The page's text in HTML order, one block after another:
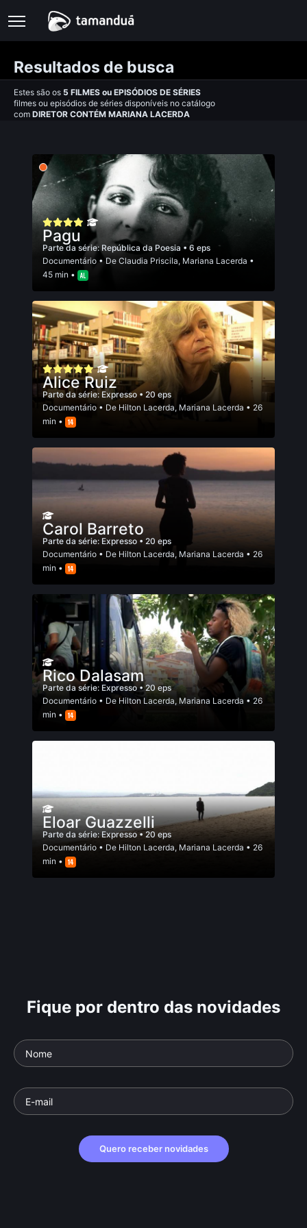
Resultados de busca
Estes são os 5 FILMES ou EPISÓDIOS DE SÉRIES
filmes ou episódios de séries disponíveis no catálogo
com DIRETOR CONTÉM MARIANA LACERDA
Pagu
Parte da série:República da Poesia • 6 eps
Documentário • De Claudia Priscila, Mariana Lacerda •
45 min •
Alice Ruiz
Parte da série: Expresso• 20 eps
Documentário • De Hilton Lacerda, Mariana Lacerda • 26
min •
Carol Barreto
Parte da série: Expresso • 20 eps
Documentário • De Hilton Lacerda, Mariana Lacerda • 26
min •
Rico Dalasam
Parte da série: Expresso• 20 eps
Documentário • De Hilton Lacerda, Mariana Lacerda • 26
min •
Eloar Guazzelli
Parte da série:Expresso • 20 eps
Documentário • De Hilton Lacerda, Mariana Lacerda • 26
min •
Fique por dentro das novidades
Quero receber novidades